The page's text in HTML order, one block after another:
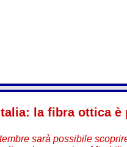
la fibra ottica è
sarà possibile